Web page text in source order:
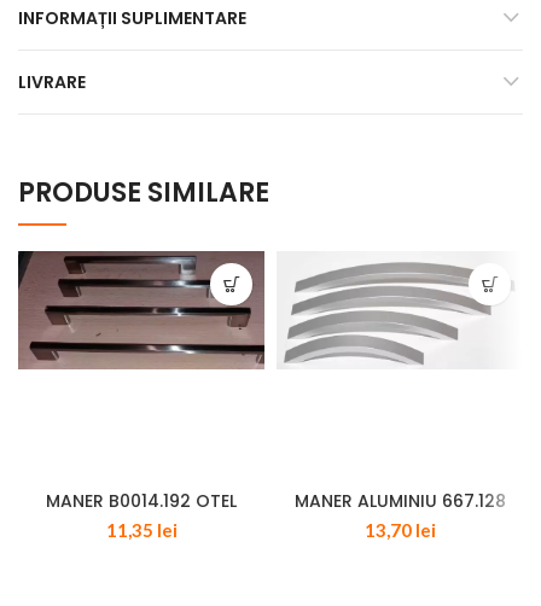
INFORMAȚII SUPLIMENTARE
LIVRARE
PRODUSE SIMILARE
MANER B0014.192 OTEL
11,35 lei
MANER ALUMINIU 667.128
13,70 lei